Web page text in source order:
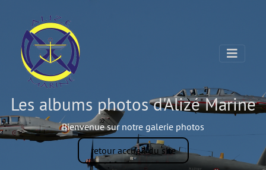
Les albums photos d'Alizé Marine
Bienvenue sur notre galerie photos
retour accueil du site